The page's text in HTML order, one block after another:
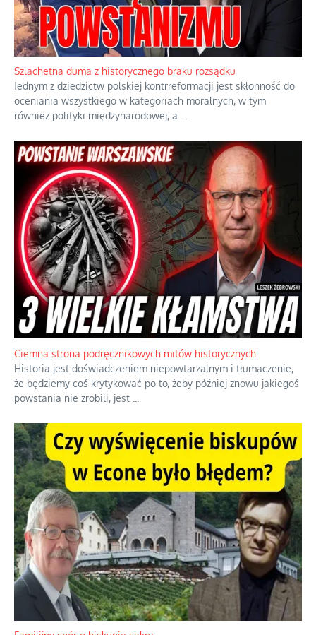
Ekspresowy kurs zbawienia z rodzinną katastrofą
Dramatyczne skutki skrajnej nadgorliwości we wspólnocie.
Szlachetna duma z historycznego braku rozsądku
Jednym z dziedzictw polskiej kontrreformacji jest skłonność do
oceniania wszystkiego w kategoriach moralnych, w tym
również polityki międzynarodowej, a...
Ciemna strona podręcznikowych mitów historycznych
Historia jest doświadczeniem niepowtarzalnym i tłumaczenie,
że będziemy coś krytykować po to, żeby później znowu jakiegoś